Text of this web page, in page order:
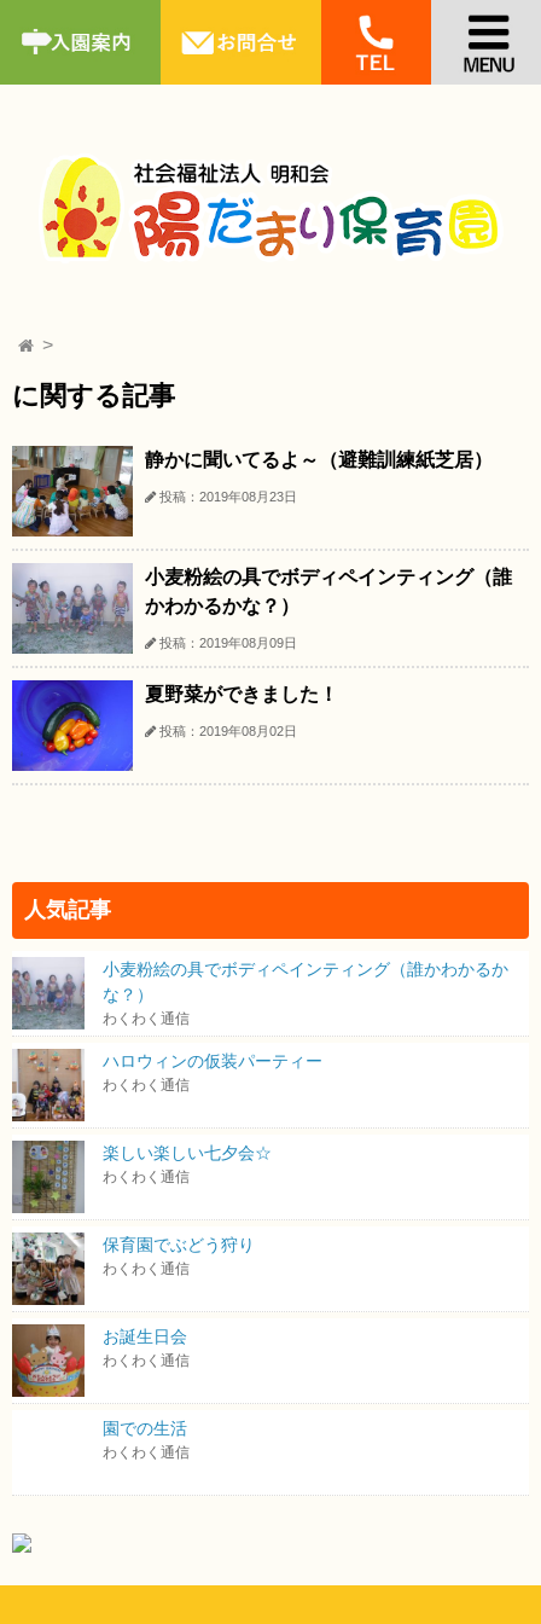
に関する記事
静かに聞いてるよ～（避難訓練紙芝居）
投稿：2019年08月23日
小麦粉絵の具でボディペインティング（誰
かわかるかな？）
投稿：2019年08月09日
夏野菜ができました！
投稿：2019年08月02日
人気記事
小麦粉絵の具でボディペインティング（誰かわかるか
な？）
わくわく通信
ハロウィンの仮装パーティー
わくわく通信
楽しい楽しい七夕会☆
わくわく通信
保育園でぶどう狩り
わくわく通信
お誕生日会
わくわく通信
園での生活
わくわく通信